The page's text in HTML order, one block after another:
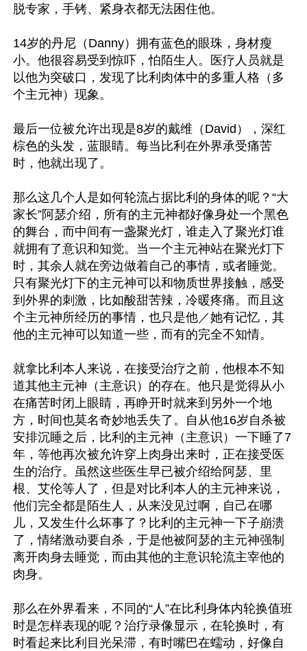
脱专家，手铐、紧身衣都无法困住他。
14岁的丹尼（Danny）拥有蓝色的眼珠，身材瘦
小。他很容易受到惊吓，怕陌生人。医疗人员就是
以他为突破口，发现了比利肉体中的多重人格（多
个主元神）现象。
最后一位被允许出现是8岁的戴维（David），深红
棕色的头发，蓝眼睛。每当比利在外界承受痛苦
时，他就出现了。
那么这几个人是如何轮流占据比利的身体的呢？“大
家长”阿瑟介绍，所有的主元神都好像身处一个黑色
的舞台，而中间有一盏聚光灯，谁走入了聚光灯谁
就拥有了意识和知觉。当一个主元神站在聚光灯下
时，其余人就在旁边做着自己的事情，或者睡觉。
只有聚光灯下的主元神可以和物质世界接触，感受
到外界的刺激，比如酸甜苦辣，冷暖疼痛。而且这
个主元神所经历的事情，也只是他／她有记忆，其
他的主元神可以知道一些，而有的完全不知情。
就拿比利本人来说，在接受治疗之前，他根本不知
道其他主元神（主意识）的存在。他只是觉得从小
在痛苦时闭上眼睛，再睁开时就来到另外一个地
方，时间也莫名奇妙地丢失了。自从他16岁自杀被
安排沉睡之后，比利的主元神（主意识）一下睡了7
年，等他再次被允许穿上肉身出来时，正在接受医
生的治疗。虽然这些医生早已被介绍给阿瑟、里
根、艾伦等人了，但是对比利本人的主元神来说，
他们完全都是陌生人，从来没见过啊，自己在哪
儿，又发生什么坏事了？比利的主元神一下子崩溃
了，情绪激动要自杀，于是他被阿瑟的主元神强制
离开肉身去睡觉，而由其他的主意识轮流主宰他的
肉身。
那么在外界看来，不同的“人”在比利身体内轮换值班
时是怎样表现的呢？治疗录像显示，在轮换时，有
时看起来比利目光呆滞，有时嘴巴在蠕动，好像自